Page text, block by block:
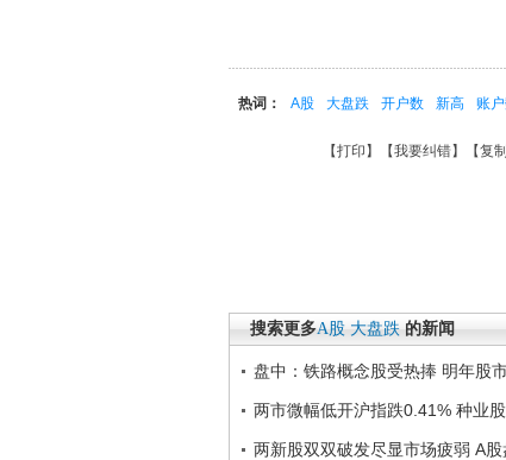
热词： A股 大盘跌 开户数 新高 账
【打印 】【我要纠错】【复
搜索更多A股 大盘跌 的新闻
盘中：铁路概念股受热捧 明年股
两市微幅低开沪指跌0.41% 种业股
两新股双双破发尽显市场疲弱 A